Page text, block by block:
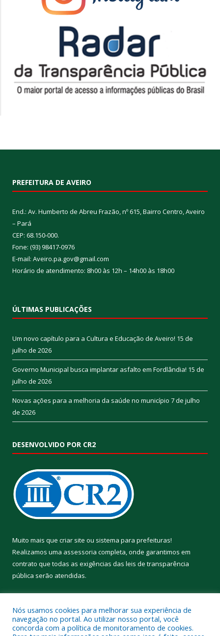
PREFEITURA DE AVEIRO
End.: Av. Humberto de Abreu Frazão, nº 615, Bairro Centro, Aveiro
– Pará
CEP: 68.150-000.
Fone: (93) 98417-0976
E-mail: Aveiro.pa.gov@gmail.com
Horário de atendimento: 8h00 às 12h – 14h00 às 18h00
ÚLTIMAS PUBLICAÇÕES
Um novo capítulo para a Cultura e Educação de Aveiro! 15 de
julho de 2026
Governo Municipal busca implantar asfalto em Fordlândia! 15 de
julho de 2026
Novas ações para a melhoria da saúde no município 7 de julho
de 2026
DESENVOLVIDO POR CR2
Muito mais que criar site ou sistema para prefeituras!
Realizamos uma assessoria completa, onde garantimos em
contrato que todas as exigências das leis de transparência
pública serão atendidas.
Nós usamos cookies para melhorar sua experiência de
navegação no portal. Ao utilizar nosso portal, você
concorda com a política de monitoramento de cookies.